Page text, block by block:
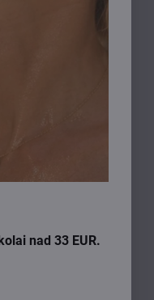
nad 33 EUR.